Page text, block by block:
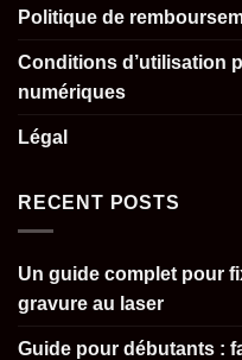
Politique de
Conditions d’utilisation
numériques
Légal
RECENT POSTS
Un guide complet pour
gravure au laser
Guide pour débutants :